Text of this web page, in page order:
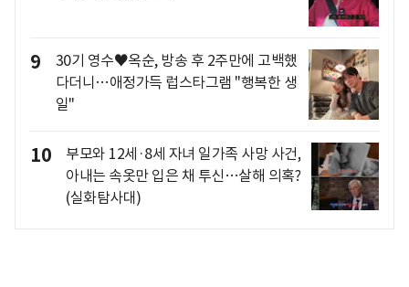
9
30기 영수♥옥순, 방송 후 2주만에 고백했
다더니…애정가득 럽스타그램 "행복한 생
일"
10
부모와 12세·8세 자녀 일가족 사망 사건,
아내는 속옷만 입은 채 투신…살해 의혹?
(실화탐사대)